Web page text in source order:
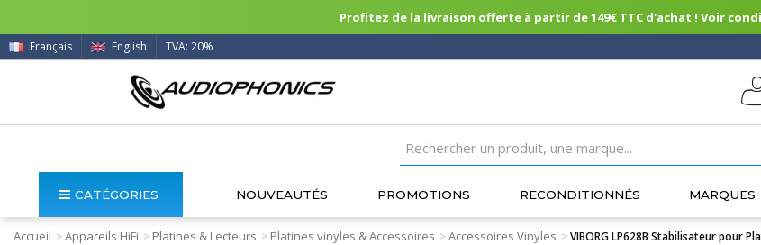
Profitez de la livraison offerte à partir de 149€ TTC d'achat ! Voir
Français English TVA: 20%
CATÉGORIES NOUVEAUTÉS PROMOTIONS RECONDITIONNÉS MARQUES
Accueil >Appareils HiFi > Platines & Lecteurs > Platines vinyles & Accessoires >Accessoires Vinyles >VIBORG LP628B Stabilisateur pour